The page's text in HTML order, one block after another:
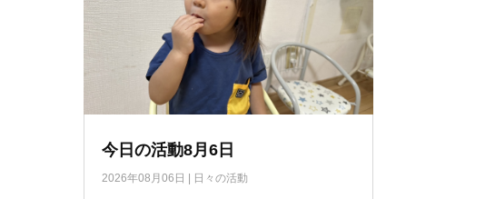
今日の活動8月6日
2026年08月06日 日々の活動